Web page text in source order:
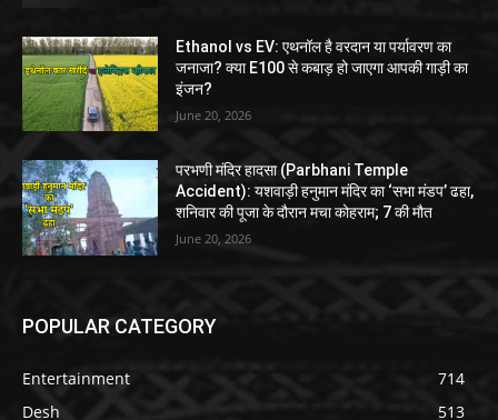
Ethanol vs EV: एथनॉल है वरदान या पर्यावरण का
जनाजा? क्या E100 से कबाड़ हो जाएगा आपकी गाड़ी का
इंजन?
June 20, 2026
परभणी मंदिर हादसा (Parbhani Temple
Accident): यशवाड़ी हनुमान मंदिर का ‘सभा मंडप’ ढहा,
शनिवार की पूजा के दौरान मचा कोहराम; 7 की मौत
June 20, 2026
POPULAR CATEGORY
Entertainment
714
Desh
513